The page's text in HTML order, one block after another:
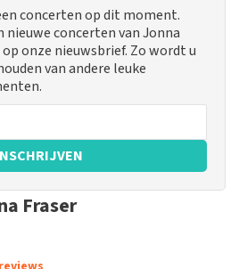
concerten op dit moment.
nieuwe concerten van Jonna
onze nieuwsbrief. Zo wordt u
van andere leuke
Fraser